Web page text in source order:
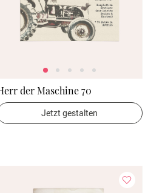
der Maschine 70
Jetzt gestalten